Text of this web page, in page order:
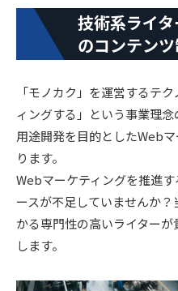
技術系ライ
のコンテン
「モノカク」を運営するテ
ィングする」という事業理
用途開発を目的としたWeb
ります。
Webマーケティングを推進
ースが不足していませんか
かる専門性の高いライター
します。